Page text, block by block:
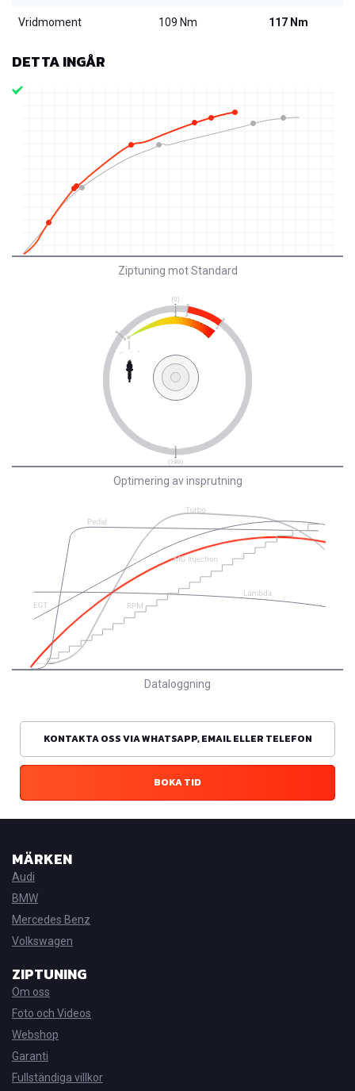
Vridmoment 109 Nm 117 Nm
DETTA INGÅR
Ziptuning mot Standard
Optimering av insprutning
Dataloggning
KONTAKTA OSS VIA WHATSAPP, EMAIL ELLER TELEFON
BOKA TID
MÄRKEN
Audi
BMW
Mercedes Benz
Volkswagen
ZIPTUNING
Om oss
Foto och Videos
Webshop
Garanti
Fullständiga villkor